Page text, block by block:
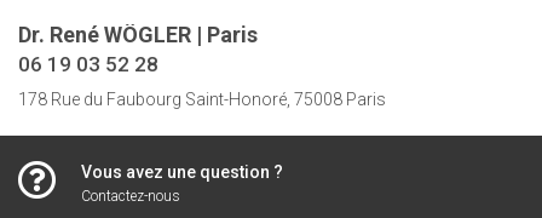
Dr. René WÖGLER | Paris
06 19 03 52 28
178 Rue du Faubourg Saint-Honoré, 75008 Paris
Vous avez une question ?
Contactez-nous